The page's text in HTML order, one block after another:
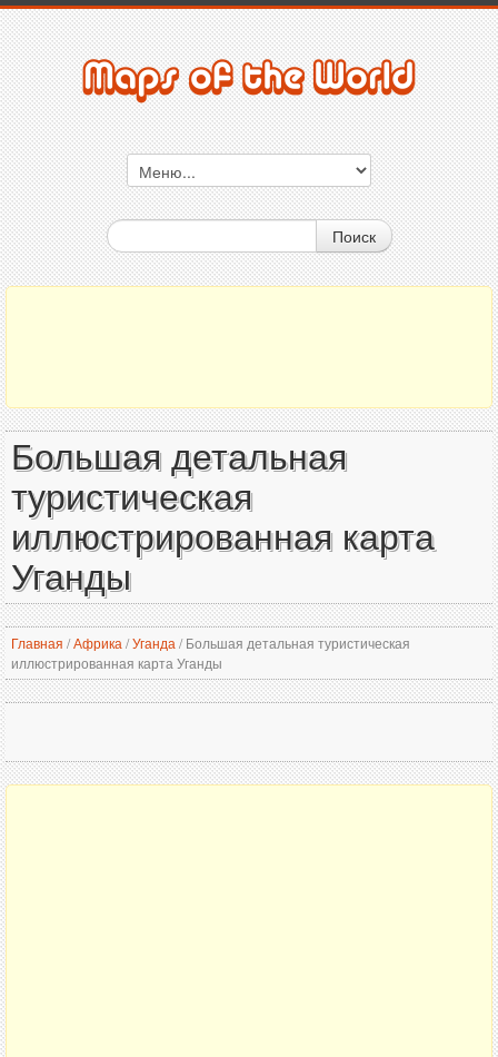
Поиск
Большая детальная
туристическая
иллюстрированная карта
Уганды
Главная /Африка /Уганда /Большая детальная туристическая
иллюстрированная карта Уганды